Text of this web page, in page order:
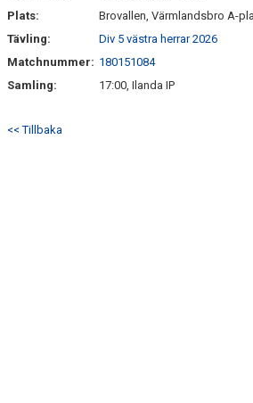
MATCHER
KONTAKTER & LAG
SPONSORER
Plats:
Brovallen, Värmlandsbro A-
Tävling:
Div 5 västra herrar 2026
Matchnummer: 180151084
Samling:
17:00, Ilanda IP
<< Tillbaka